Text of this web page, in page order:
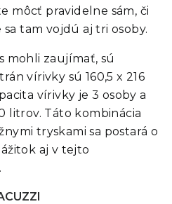
môcť pravidelne sám, či
tam vojdú aj tri osoby.
mohli zaujímať, sú
vírivky sú 160,5 x 216
vírivky je 3 osoby a
litrov. Táto kombinácia
tryskami sa postará o
aj v tejto